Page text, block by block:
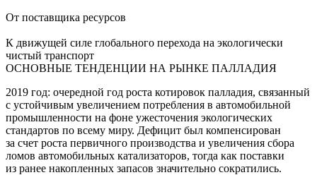
От поставщика ресурсов
К движущей силе глобального перехода на экологически
чистый транспорт
ОСНОВНЫЕ ТЕНДЕНЦИИ НА РЫНКЕ ПАЛЛАДИЯ
2019 год: очередной год роста котировок палладия, связанный
с устойчивым увеличением потребления в автомобильной
промышленности на фоне ужесточения экологических
стандартов по всему миру. Дефицит был компенсирован
за счет роста первичного производства и увеличения сбора
ломов автомобильных катализаторов, тогда как поставки
из ранее накопленных запасов значительно сократились.